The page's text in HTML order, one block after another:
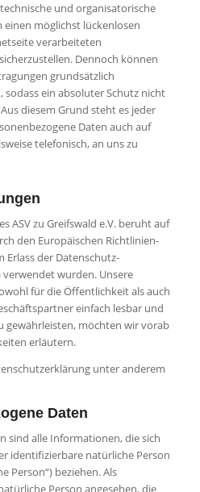
und organisatorische
möglichst lückenlosen
verarbeiteten
Dennoch können
grundsätzlich
sodass ein absoluter Schutz nicht
diesem Grund steht es jeder
Daten auch auf
telefonisch, an uns zu
ASV zu Greifswald e.V. beruht auf
den Europäischen Richtlinien-
Erlass der Datenschutz-
wurden. Unsere
für die Öffentlichkeit als auch
einfach lesbar und
gewährleisten, möchten wir vorab
erläutern.
unter anderem
Daten
sind alle Informationen, die sich
identifizierbare natürliche Person
Person“) beziehen. Als
Person angesehen, die